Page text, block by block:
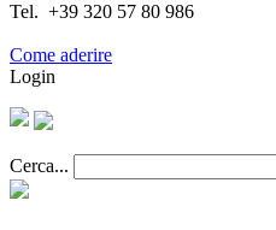
Tel. +39 320 57 80 986
Come aderire
Login
Cerca...